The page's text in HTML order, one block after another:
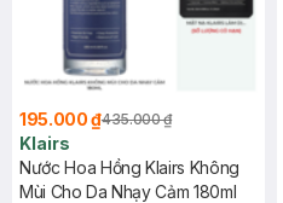
195.000 ₫435.000 ₫
Klairs
Nước Hoa Hồng Klairs Không
Mùi Cho Da Nhạy Cảm 180ml